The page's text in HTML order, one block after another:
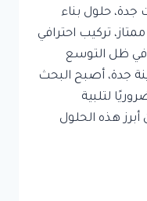
حلول بناء
تركيب احترافي
في ظل التوسع
جدة، أصبح البحث
لتلبية
هذه الحلول